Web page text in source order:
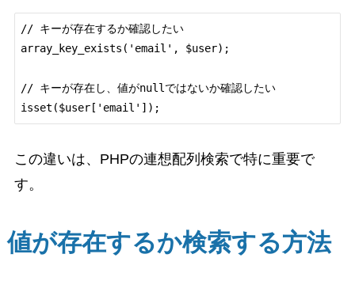
// キーが存在するか確認したい
array_key_exists('email', $user);
// キーが存在し、値がnullではないか確認したい
この違いは、PHPの連想配列検索で特に重要で
す。
値が存在するか検索する方法